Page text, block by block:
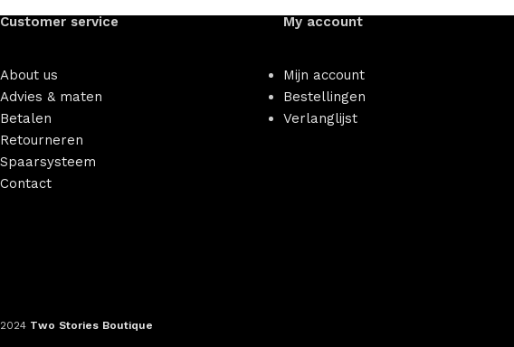
Customer service
About us
Advies & maten
Betalen
Retourneren
Spaarsysteem
Contact
My account
Mijn account
Bestellingen
Verlanglijst
2024 Two Stories Boutique